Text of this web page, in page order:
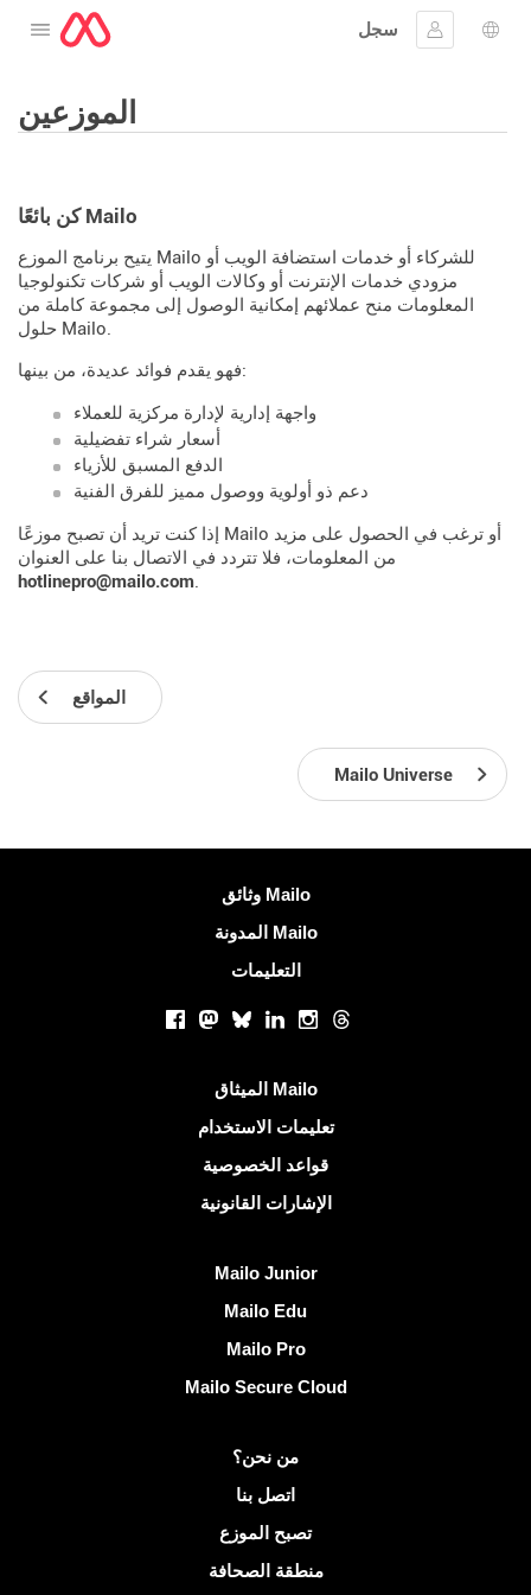
افتح القائمة
سجل
الدخولاللغة
الموزعين
كن بائعًا Mailo
يتيح برنامج الموزع Mailo للشركاء أو خدمات استضافة الويب أو
مزودي خدمات الإنترنت أو وكالات الويب أو شركات تكنولوجيا
المعلومات منح عملائهم إمكانية الوصول إلى مجموعة كاملة من
حلول Mailo.
فهو يقدم فوائد عديدة، من بينها:
واجهة إدارية لإدارة مركزية للعملاء
أسعار شراء تفضيلية
الدفع المسبق للأزياء
دعم ذو أولوية ووصول مميز للفرق الفنية
إذا كنت تريد أن تصبح موزعًا Mailo أو ترغب في الحصول على مزيد
من المعلومات، فلا تتردد في الاتصال بنا على العنوان
hotlinepro@mailo.com.
المواقع
Mailo Universe
وثائق Mailo
المدونة Mailo
التعليمات
Facebook
Mastodon
BlueskyLinkedInInstagram
Threads
الميثاق Mailo
تعليمات الاستخدام
قواعد الخصوصية
الإشارات القانونية
Mailo Junior
Mailo Edu
Mailo Pro
Mailo Secure Cloud
مزيد من المعلومات على Mailoمن نحن؟
اتصل بنا
تصبح الموزع
منطقة الصحافة